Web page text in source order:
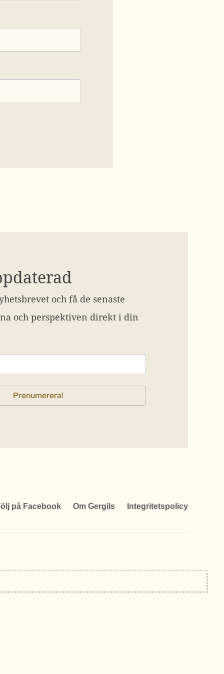
och få de senaste
och perspektiven direkt i din
på Facebook Om Gergils Integritetspolicy